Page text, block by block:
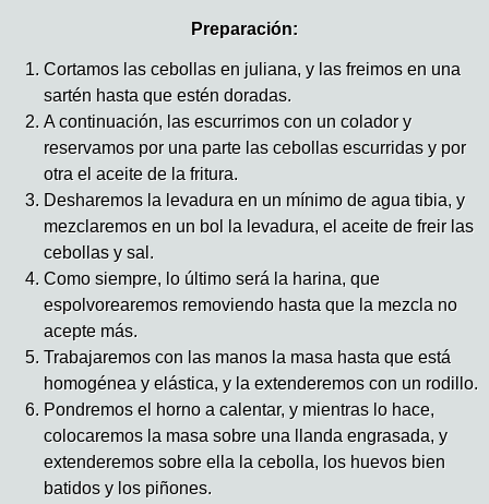
Preparación:
Cortamos las cebollas en juliana, y las freimos en una
sartén hasta que estén doradas.
A continuación, las escurrimos con un colador y
reservamos por una parte las cebollas escurridas y por
otra el aceite de la fritura.
Desharemos la levadura en un mínimo de agua tibia, y
mezclaremos en un bol la levadura, el aceite de freir las
cebollas y sal.
Como siempre, lo último será la harina, que
espolvorearemos removiendo hasta que la mezcla no
acepte más.
Trabajaremos con las manos la masa hasta que está
homogénea y elástica, y la extenderemos con un rodillo.
Pondremos el horno a calentar, y mientras lo hace,
colocaremos la masa sobre una llanda engrasada, y
extenderemos sobre ella la cebolla, los huevos bien
batidos y los piñones.